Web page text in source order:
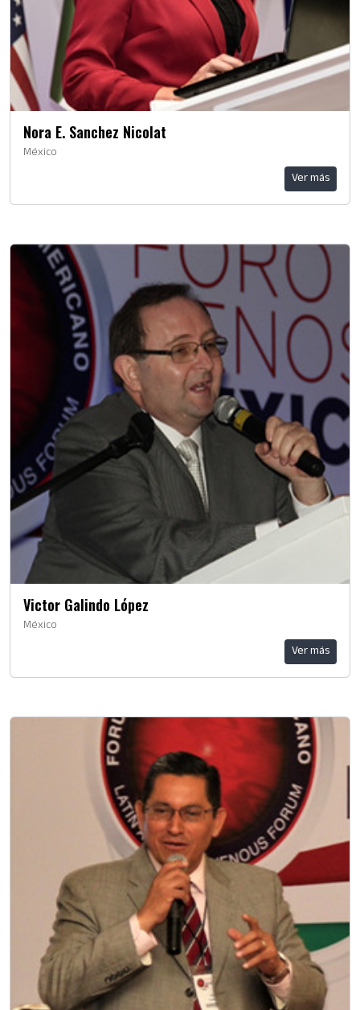
Nora E. Sanchez Nicolat
México
Ver más
Victor Galindo López
México
Ver más